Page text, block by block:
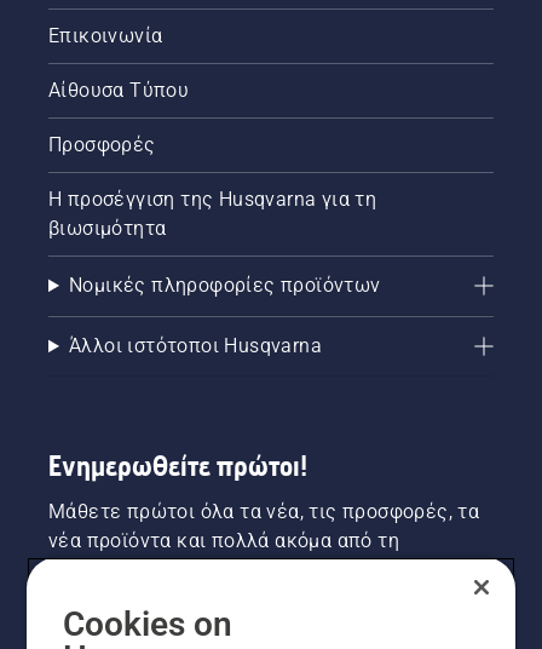
Επικοινωνία
Αίθουσα Τύπου
Προσφορές
Η προσέγγιση της Husqvarna για τη
βιωσιμότητα
Νομικές πληροφορίες προϊόντων
Άλλοι ιστότοποι Husqvarna
Ενημερωθείτε πρώτοι!
Μάθετε πρώτοι όλα τα νέα, τις προσφορές, τα
νέα προϊόντα και πολλά ακόμα από τη
Cookies on